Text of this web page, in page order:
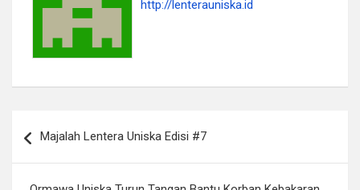
http://lenterauniska.id
posMajalah Lentera Uniska Edisi #7